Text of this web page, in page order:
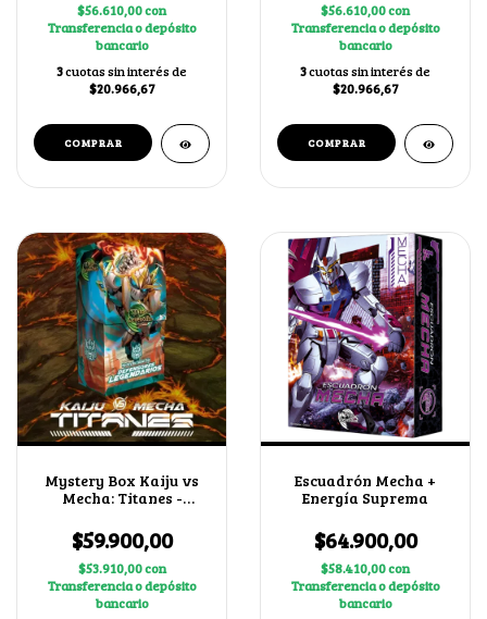
$56.610,00con
Transferencia o depósito
bancario
3cuotas sin interés de
$20.966,67
$56.610,00con
Transferencia o depósito
bancario
3cuotas sin interés de
$20.966,67
Mystery Box Kaiju vs
Mecha: Titanes -
Legendarios
$59.900,00
$53.910,00con
Transferencia o depósito
bancario
Escuadrón Mecha +
Energía Suprema
$64.900,00
$58.410,00con
Transferencia o depósito
bancario